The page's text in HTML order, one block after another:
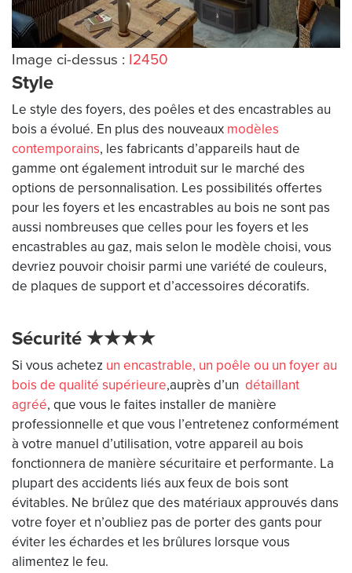
Image ci-dessus : I2450
Style
Le style des foyers, des poêles et des encastrables au
bois a évolué. En plus des nouveaux modèles
contemporains, les fabricants d’appareils haut de
gamme ont également introduit sur le marché des
options de personnalisation. Les possibilités offertes
pour les foyers et les encastrables au bois ne sont pas
aussi nombreuses que celles pour les foyers et les
encastrables au gaz, mais selon le modèle choisi, vous
devriez pouvoir choisir parmi une variété de couleurs,
de plaques de support et d’accessoires décoratifs.
Sécurité ★★★★
Si vous achetez un encastrable, un poêle ou un foyer au
bois de qualité supérieure,auprès d’un détaillant
agréé, que vous le faites installer de manière
professionnelle et que vous l’entretenez conformément
à votre manuel d’utilisation, votre appareil au bois
fonctionnera de manière sécuritaire et performante. La
plupart des accidents liés aux feux de bois sont
évitables. Ne brûlez que des matériaux approuvés dans
votre foyer et n’oubliez pas de porter des gants pour
éviter les échardes et les brûlures lorsque vous
alimentez le feu.